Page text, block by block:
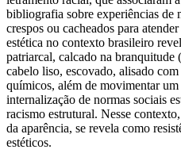
bibliografia sobre experiências de
crespos ou cacheados para
estética no contexto brasileiro
patriarcal, calcado na
cabelo liso, escovado, alisado
químicos, além de movimentar
internalização de normas sociais
racismo estrutural. Nesse
da aparência, se revela como
estéticos.